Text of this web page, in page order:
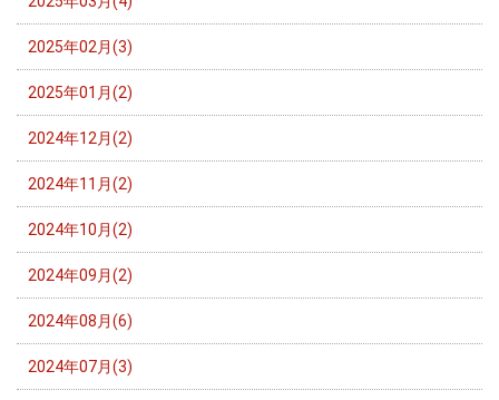
2025年02月(3)
2025年01月(2)
2024年12月(2)
2024年11月(2)
2024年10月(2)
2024年09月(2)
2024年08月(6)
2024年07月(3)